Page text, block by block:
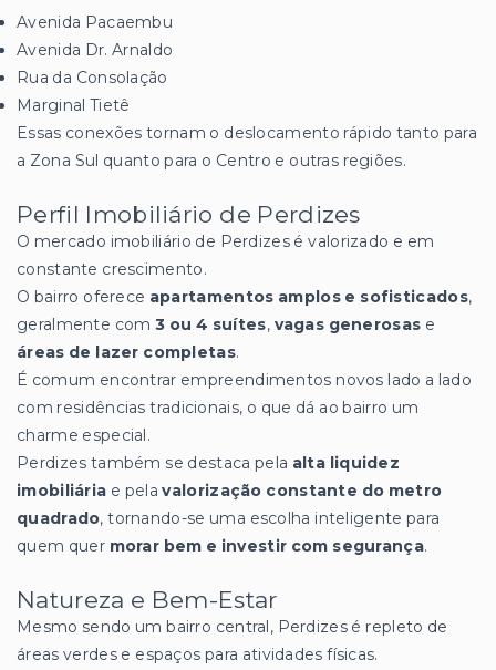
Avenida Pacaembu
Avenida Dr. Arnaldo
Rua da Consolação
Marginal Tietê
Essas conexões tornam o deslocamento rápido tanto para
a Zona Sul quanto para o Centro e outras regiões.
Perfil Imobiliário de Perdizes
O mercado imobiliário de Perdizes é valorizado e em
constante crescimento.
O bairro oferece apartamentos amplos e sofisticados,
geralmente com3 ou 4 suítes, vagas generosas e
áreas de lazer completas.
É comum encontrar empreendimentos novos lado a lado
com residências tradicionais, o que dá ao bairro um
charme especial.
Perdizes também se destaca pela alta liquidez
imobiliária e pelavalorização constante do metro
quadrado, tornando-se uma escolha inteligente para
quem quer morar bem e investir com segurança.
Natureza e Bem-Estar
Mesmo sendo um bairro central, Perdizes é repleto de
áreas verdes e espaços para atividades físicas.